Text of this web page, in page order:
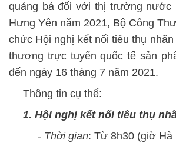
quảng bá đối với thị trường nước
Hưng Yên năm 2021, Bộ Công
chức Hội nghị kết nối tiêu thụ
thương trực tuyến quốc tế sản
đến ngày 16 tháng 7 năm 2021.
Thông tin cụ thể:
1. Hội nghị kết nối tiêu thụ
- Thời gian: Từ 8h30 (giờ Hà